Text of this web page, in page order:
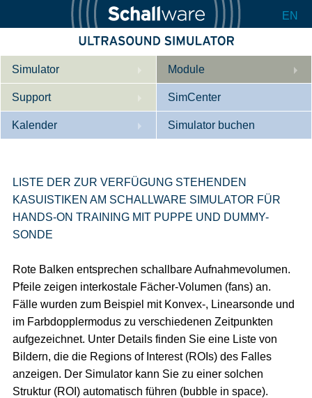
EN
Simulator
Beschreibung
Innere Medizin
Geburtshilfe / Gyn
Konfigurieren
Module
Support
Wer wir sind
Downloads
SimCenter
Kalender
Referenzen
Simulator buchen
LISTE DER ZUR VERFÜGUNG STEHENDEN
KASUISTIKEN AM SCHALLWARE SIMULATOR FÜR
HANDS-ON TRAINING MIT PUPPE UND DUMMY-
SONDE
Rote Balken entsprechen schallbare Aufnahmevolumen.
Pfeile zeigen interkostale Fächer-Volumen (fans) an.
Fälle wurden zum Beispiel mit Konvex-, Linearsonde und
im Farbdopplermodus zu verschiedenen Zeitpunkten
aufgezeichnet. Unter Details finden Sie eine Liste von
Bildern, die die Regions of Interest (ROIs) des Falles
anzeigen. Der Simulator kann Sie zu einer solchen
Struktur (ROI) automatisch führen (bubble in space).